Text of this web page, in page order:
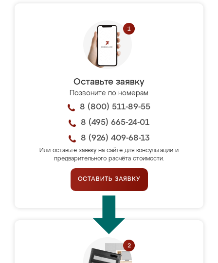
Оставьте заявку
Позвоните по номерам
8 (800) 511-89-55
8 (495) 665-24-01
8 (926) 409-68-13
Или оставьте заявку на сайте для консультации и
предварительного расчёта стоимости.
ОСТАВИТЬ ЗАЯВКУ